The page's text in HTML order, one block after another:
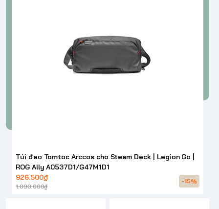
Túi đeo Tomtoc Arccos cho Steam Deck | Legion Go |
ROG Ally A0537D1/G47M1D1
926.500₫
1.090.000₫
-15%